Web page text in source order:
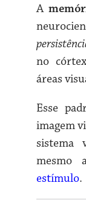
A
no
áreas
Esse
imagem
sistema
mesmo
estímulo.